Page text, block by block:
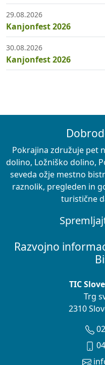
29.08.2026
Kanjonfest 2026
30.08.2026
Kanjonfest 2026
Razvojno
TIC
Trg
2310
Pokrajina združuje pet
dolino, Ložniško dolino,
seveda ožje mestno
raznolik, pregleden in
turistične